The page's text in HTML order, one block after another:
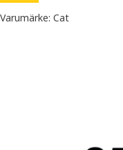
Varumärke: Cat